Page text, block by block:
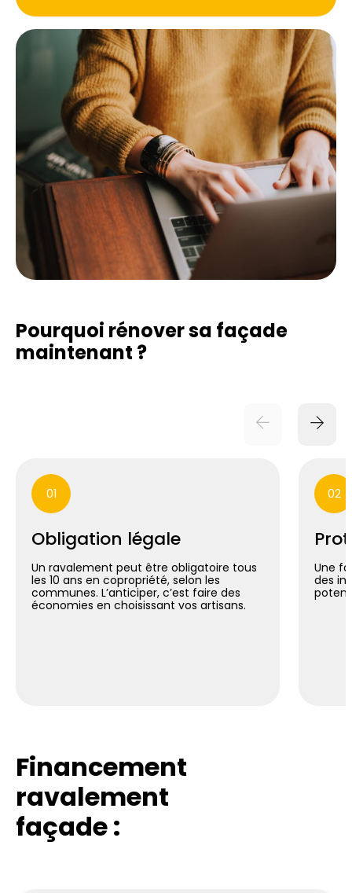
Pourquoi rénover sa façade
maintenant ?
01
Obligation légale
Un ravalement peut être obligatoire tous
les 10 ans en copropriété, selon les
communes. L’anticiper, c’est faire des
économies en choisissant vos artisans.
02
Une
des
Financement
ravalement
façade :